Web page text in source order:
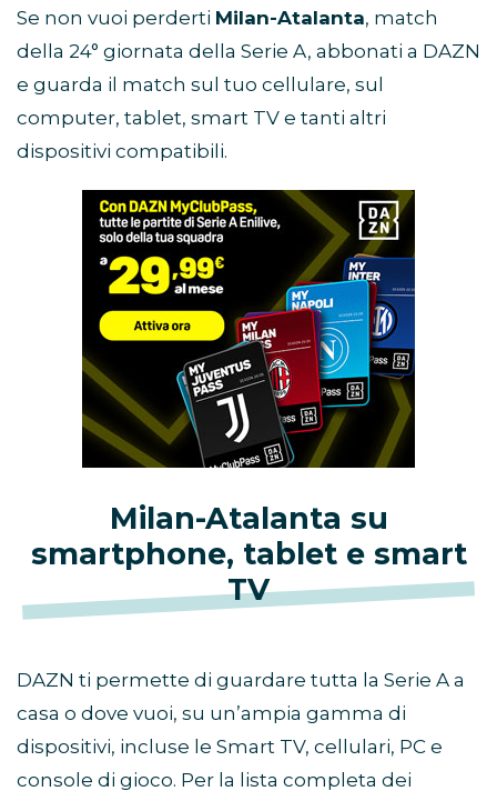
Se non vuoi perderti Milan-Atalanta, match
della 24° giornata della Serie A, abbonati a DAZN
e guarda il match sul tuo cellulare, sul
computer, tablet, smart TV e tanti altri
dispositivi compatibili.
Milan-Atalanta su
smartphone, tablet e smart
TV
DAZN ti permette di guardare tutta la Serie A a
casa o dove vuoi, su un’ampia gamma di
dispositivi, incluse le Smart TV, cellulari, PC e
console di gioco. Per la lista completa dei